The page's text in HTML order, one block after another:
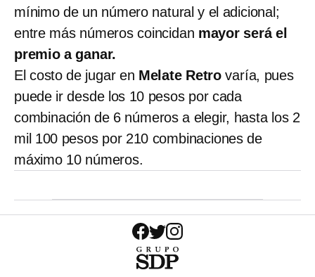
mínimo de un número natural y el adicional;
entre más números coincidan mayor será el
premio a ganar.
El costo de jugar en Melate Retrovaría, pues
puede ir desde los 10 pesos por cada
combinación de 6 números a elegir, hasta los 2
mil 100 pesos por 210 combinaciones de
máximo 10 números.